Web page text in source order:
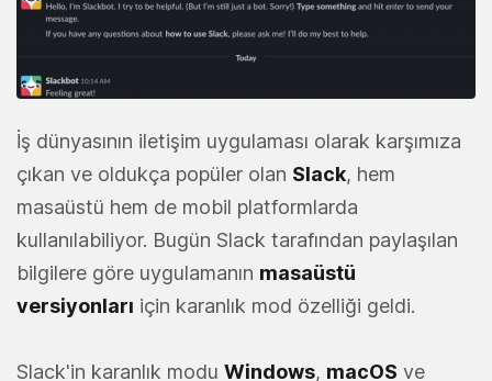
İş dünyasının iletişim uygulaması olarak karşımıza
çıkan ve oldukça popüler olan Slack, hem
masaüstü hem de mobil platformlarda
kullanılabiliyor. Bugün Slack tarafından paylaşılan
bilgilere göre uygulamanın masaüstü
versiyonları için karanlık mod özelliği geldi.
Slack'in karanlık modu Windows, macOS ve